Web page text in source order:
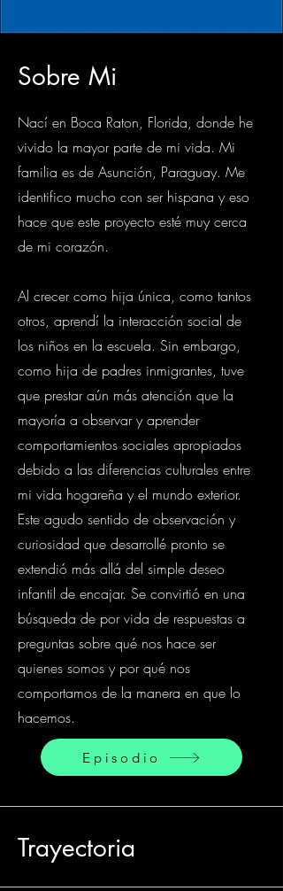
Sobre Mi
Nací en Boca Raton, Florida, donde he
vivido la mayor parte de mi vida. Mi
familia es de Asunción, Paraguay. Me
identifico mucho con ser hispana y eso
hace que este proyecto esté muy cerca
de mi corazón.
Al crecer como hija única, como tantos
otros, aprendí la interacción social de
los niños en la escuela. Sin embargo,
como hija de padres inmigrantes, tuve
que prestar aún más atención que la
mayoría a observar y aprender
comportamientos sociales apropiados
debido a las diferencias culturales entre
mi vida hogareña y el mundo exterior.
Este agudo sentido de observación y
curiosidad que desarrollé pronto se
extendió más allá del simple deseo
infantil de encajar. Se convirtió en una
búsqueda de por vida de respuestas a
preguntas sobre qué nos hace ser
quienes somos y por qué nos
comportamos de la manera en que lo
hacemos.
Episodio
Trayectoria